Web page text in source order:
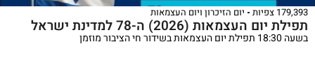
179,393 צפיות יום הזיכרון ויום העצמאות
תפילת יום העצמאות (2026) ה-78 למדינת ישראל
בשעה 18:30 תפילת יום העצמאות בשידור חי הציבור מוזמן